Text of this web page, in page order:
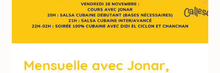
Mensuelle avec Jonar,